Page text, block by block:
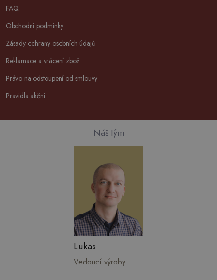
FAQ
Obchodní podmínky
Zásady ochrany osobních údajů
Reklamace a vrácení zbož
Právo na odstoupení od smlouvy
Pravidla akční
Náš tým
Lukas
Vedoucí výroby